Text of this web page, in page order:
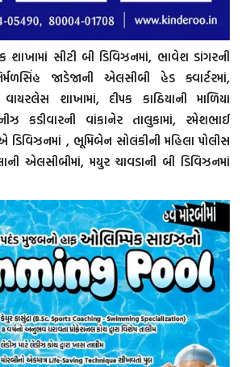
શાખામાં સીટી બી ડિવિઝનમાં, ભાવેશ ડાંગરની
જાડેજાની એલસીબી હેડ ક્વાર્ટરમાં,
શાખામાં, દીપક કાઠિયાની માળિયા
કડીવારની વાંકાનેર તાલુકામાં, રમેશભાઈ
એ ડિવિઝનમાં , ભૂમિબેન સોલંકીની મહિલા પોલીસ
એલસીબીમાં, મયુર ચાવડાની બી ડિવિઝનમાં